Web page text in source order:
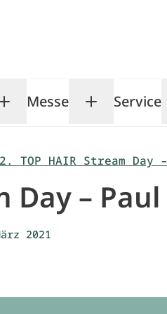
Toggle TOP Salon
Messe ToggleService
2. TOP HAIR Stream
Day –
2021